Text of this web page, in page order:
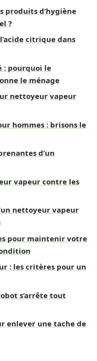
produits d’hygiène
?
citrique dans
: pourquoi le
le ménage
nettoyeur vapeur
hommes : brisons le
d’un
vapeur contre les
nettoyeur vapeur
pour maintenir votre
: les critères pour un
s’arrête tout
enlever une tache de